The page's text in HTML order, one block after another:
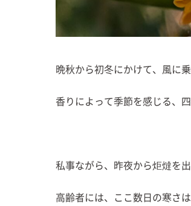
晩秋から初冬にかけて、風に
香りによって季節を感じる、
私事ながら、昨夜から炬燵を出
高齢者には、ここ数日の寒さ